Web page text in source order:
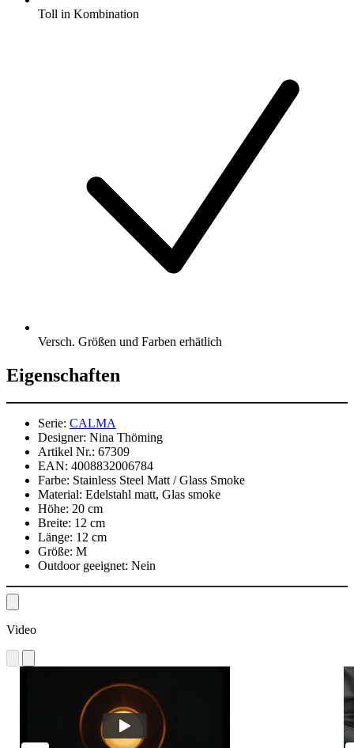
Toll in Kombination
Versch. Größen und Farben erhätlich
Eigenschaften
Serie: CALMA
Designer: Nina Thöming
Artikel Nr.: 67309
EAN: 4008832006784
Farbe: Stainless Steel Matt / Glass Smoke
Material: Edelstahl matt, Glas smoke
Höhe: 20 cm
Breite: 12 cm
Länge: 12 cm
Größe: M
Outdoor geeignet: Nein
Video